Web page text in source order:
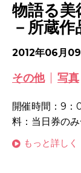
物語る美
－所蔵
2012年06月
その他 写真
開催時間：9：
料：当日券のみ
もっと詳しく